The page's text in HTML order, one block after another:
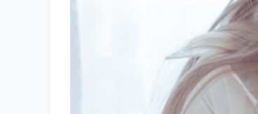
她的每一组COS都是精心制作的艺
Project》，但绝不局限于此。从《
界无所不能，无所不精。